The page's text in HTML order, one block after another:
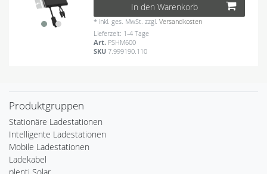
In den Warenkorb
* inkl. ges. MwSt. zzgl.Versandkosten
Lieferzeit: 1-4 Tage
Art. PSHM600
SKU7.999190.110
Produktgruppen
Stationäre Ladestationen
Intelligente Ladestationen
Mobile Ladestationen
Ladekabel